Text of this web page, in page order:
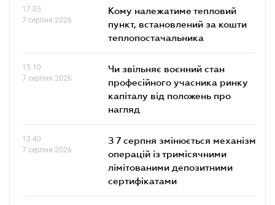
17.05
7 серпня 2026
Кому належатиме тепловий
пункт, встановлений за кошти
теплопостачальника
15.10
7 серпня 2026
Чи звільняє воєнний стан
професійного учасника ринку
капіталу від положень про
нагляд
13.40
7 серпня 2026
З 7 серпня змінюється механізм
операцій із тримісячними
лімітованими депозитними
сертифікатами